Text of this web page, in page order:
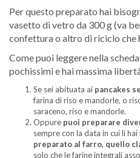
Per questo preparato hai
vasetto di vetro da 300 g (va
confettura o altro di riciclo che
Come puoi leggere nella
pochissimi e hai massima
Se sei abituata ai pancakes
farina di riso e mandorle, o
saraceno, riso e mandorle.
Oppure puoi preparare
sempre con la data in cui li
preparato al farro, quello
solo che le farine integrali